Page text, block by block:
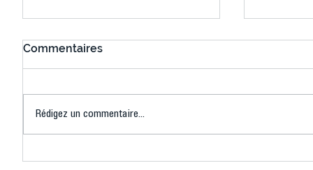
Commentaires
Rédigez un commentaire...